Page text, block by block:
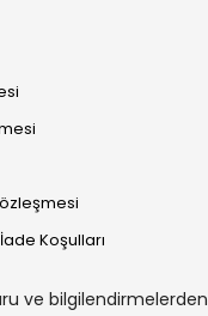
Koşulları
ve bilgilendirmelerden